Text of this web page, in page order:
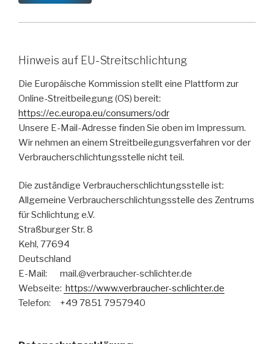
Hinweis auf EU-Streitschlichtung
Die Europäische Kommission stellt eine Plattform zur
Online-Streitbeilegung (OS) bereit:
https://ec.europa.eu/consumers/odr
Unsere E-Mail-Adresse finden Sie oben im Impressum.
Wir nehmen an einem Streitbeilegungsverfahren vor der
Verbraucherschlichtungsstelle nicht teil.
Die zuständige Verbraucherschlichtungsstelle ist:
Allgemeine Verbraucherschlichtungsstelle des Zentrums
für Schlichtung e.V.
Straßburger Str. 8
Kehl, 77694
Deutschland
E-Mail: mail.@verbraucher-schlichter.de
Webseite: https://www.verbraucher-schlichter.de
Telefon: +49 7851 7957940